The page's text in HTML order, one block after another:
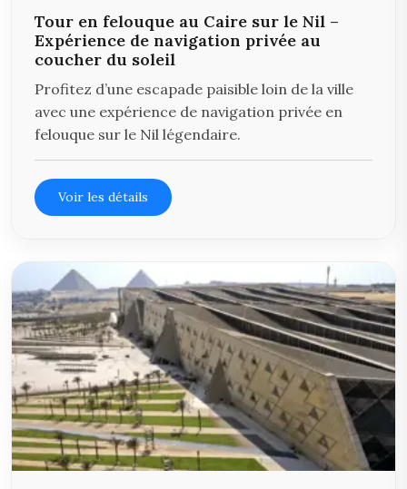
Tour en felouque au Caire sur le Nil –
Expérience de navigation privée au
coucher du soleil
Profitez d’une escapade paisible loin de la ville
avec une expérience de navigation privée en
felouque sur le Nil légendaire.
Voir les détails